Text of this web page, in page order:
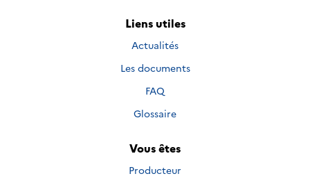
Liens utiles
Actualités
Les documents
FAQ
Glossaire
Vous êtes
Producteur